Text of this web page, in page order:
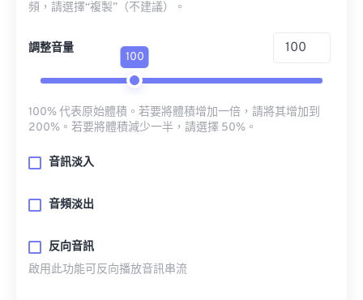
頻，請選擇“複製”（不建議）。
調整音量
100
100% 代表原始體積。若要將體積增加一倍，請將其增加到
200%。若要將體積減少一半，請選擇 50%。
音訊淡入
音頻淡出
反向音訊
啟用此功能可反向播放音訊串流